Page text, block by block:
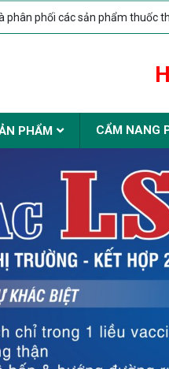
phân phối các sản phẩm thuốc
PHẨM CẨM NANG